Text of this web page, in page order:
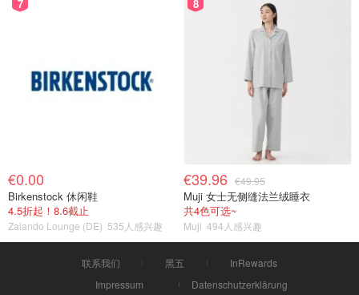
7
€0.00
Birkenstock 休闲鞋
4.5折起！8.6截止
Zalando Lounge (DE) 535人感兴趣
8
€39.96 €49.95
Muji 女士无侧缝法兰绒睡衣
共4色可选~
Muji 494人感兴趣
联系我们 黑五
InRewards
Impressum
Datenschutzerklärung